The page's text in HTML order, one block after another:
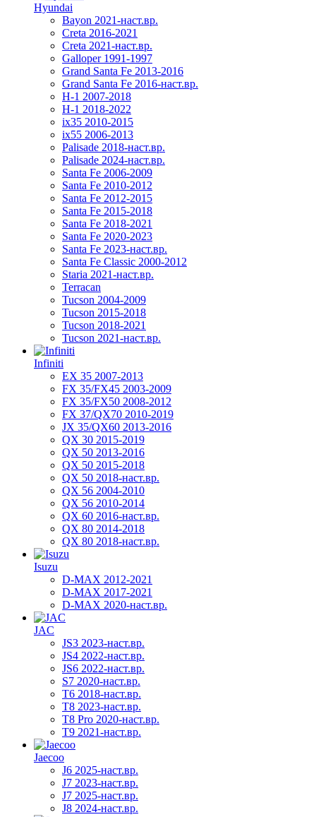
Hyundai
Bayon 2021-наст.вр.
Creta 2016-2021
Creta 2021-наст.вр.
Galloper 1991-1997
Grand Santa Fe 2013-2016
Grand Santa Fe 2016-наст.вр.
H-1 2007-2018
H-1 2018-2022
ix35 2010-2015
ix55 2006-2013
Palisade 2018-наст.вр.
Palisade 2024-наст.вр.
Santa Fe 2006-2009
Santa Fe 2010-2012
Santa Fe 2012-2015
Santa Fe 2015-2018
Santa Fe 2018-2021
Santa Fe 2020-2023
Santa Fe 2023-наст.вр.
Santa Fe Classic 2000-2012
Staria 2021-наст.вр.
Terracan
Tucson 2004-2009
Tucson 2015-2018
Tucson 2018-2021
Tucson 2021-наст.вр.
Infiniti
EX 35 2007-2013
FX 35/FX45 2003-2009
FX 35/FX50 2008-2012
FX 37/QX70 2010-2019
JX 35/QX60 2013-2016
QX 30 2015-2019
QX 50 2013-2016
QX 50 2015-2018
QX 50 2018-наст.вр.
QX 56 2004-2010
QX 56 2010-2014
QX 60 2016-наст.вр.
QX 80 2014-2018
QX 80 2018-наст.вр.
Isuzu
D-MAX 2012-2021
D-MAX 2017-2021
D-MAX 2020-наст.вр.
JAC
JS3 2023-наст.вр.
JS4 2022-наст.вр.
JS6 2022-наст.вр.
S7 2020-наст.вр.
T6 2018-наст.вр.
T8 2023-наст.вр.
T8 Pro 2020-наст.вр.
T9 2021-наст.вр.
Jaecoo
J6 2025-наст.вр.
J7 2023-наст.вр.
J7 2025-наст.вр.
J8 2024-наст.вр.